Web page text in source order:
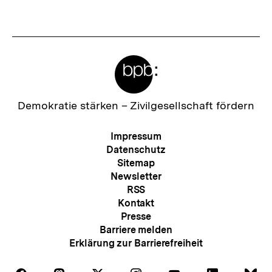
n
Zur
Demokratie stärken – Zivilgesellschaft fördern
Meta-
Navigation
Impressum
Datenschutz
Sitemap
Newsletter
RSS
Kontakt
Presse
Barriere melden
Erklärung zur Barrierefreiheit